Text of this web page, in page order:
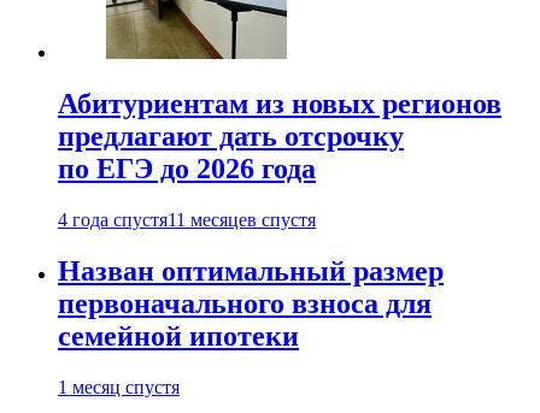
Абитуриентам из новых регионов
предлагают дать отсрочку
по ЕГЭ до 2026 года
4 года спустя11 месяцев спустя
Назван оптимальный размер
первоначального взноса для
семейной ипотеки
1 месяц спустя